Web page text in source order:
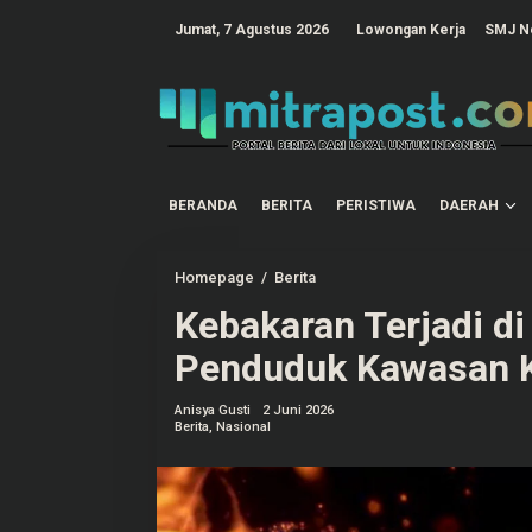
Jumat, 7 Agustus 2026 Lowongan Kerja SMJ
BERANDA BERITA PERISTIWA DAERAH
Homepage / Berita
a
a
r
a
n
r
a
d
Kebakaran Terjadi
Penduduk Kawasan
Anisya Gusti
2 Juni 2026
Berita, Nasional